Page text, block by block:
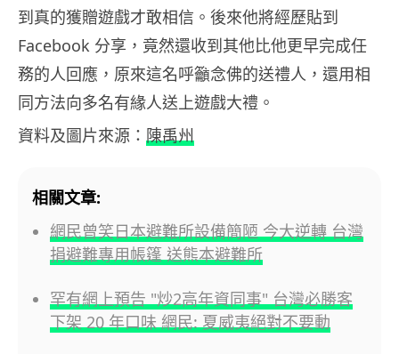
到真的獲贈遊戲才敢相信。後來他將經歷貼到
Facebook 分享，竟然還收到其他比他更早完成任
務的人回應，原來這名呼籲念佛的送禮人，還用相
同方法向多名有緣人送上遊戲大禮。
資料及圖片來源： 陳禹州
相關文章:
網民曾笑日本避難所設備簡陋 今大逆轉 台灣
捐避難專用帳篷 送熊本避難所
罕有網上預告 "炒2高年資同事" 台灣必勝客
下架 20 年口味 網民: 夏威夷絕對不要動